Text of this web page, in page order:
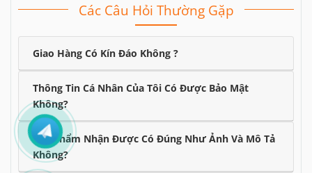
Các Câu Hỏi Thường Gặp
Giao Hàng Có Kín Đáo Không ?
Thông Tin Cá Nhân Của Tôi Có Được Bảo Mật
Không?
Sản Phẩm Nhận Được Có Đúng Như Ảnh Và Mô Tả
Không?